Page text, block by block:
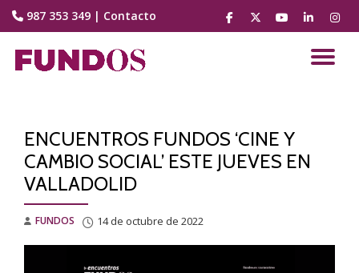
contenido
987 353 349 | Contacto
fa-
facebook
fa-
brands
fa-
youtube-
fa-
linkedin
fa-
ENCUENTROS FUNDOS ‘CINE Y
CAMBIO SOCIAL’ ESTE JUEVES EN
VALLADOLID
FUNDOS 14 de octubre de 2022